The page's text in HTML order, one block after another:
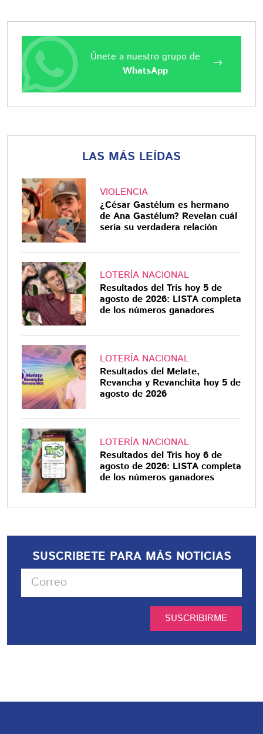
Únete a nuestro grupo de
WhatsApp
LAS MÁS LEÍDAS
VIOLENCIA
¿César Gastélum es hermano
de Ana Gastélum? Revelan cuál
sería su verdadera relación
LOTERÍA NACIONAL
Resultados del Tris hoy 5 de
agosto de 2026: LISTA completa
de los números ganadores
LOTERÍA NACIONAL
Resultados del Melate,
Revancha y Revanchita hoy 5 de
agosto de 2026
LOTERÍA NACIONAL
Resultados del Tris hoy 6 de
agosto de 2026: LISTA completa
de los números ganadores
SUSCRIBETE PARA MÁS NOTICIAS
SUSCRIBIRME